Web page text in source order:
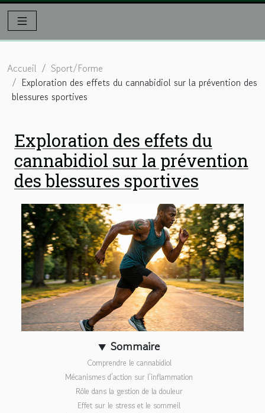
Accueil
Sport/Forme
Exploration des effets du cannabidiol sur la prévention des
blessures sportives
Exploration des effets du
cannabidiol sur la prévention
des blessures sportives
Sommaire
Comprendre le cannabidiol
Mécanismes d’action sur l’inflammation
Rôle dans la gestion de la douleur
Effet sur le stress et le sommeil